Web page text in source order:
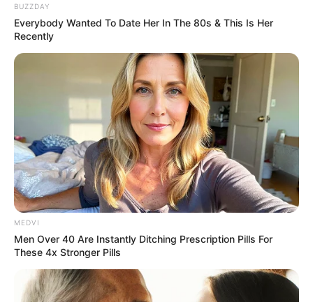
ABOUT THE AUTHOR
เจ้าหมอดู
เนื้อหาที่ได้รับการโปรโมต
BUZZDAY
Everybody Wanted To Date Her In The 80s & This Is Her
Recently
MEDVI
Men Over 40 Are Instantly Ditching Prescription Pills For
These 4x Stronger Pills